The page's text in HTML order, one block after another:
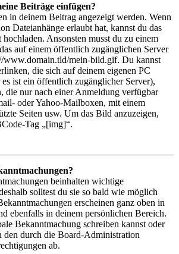
Beiträge einfügen?
in deinem Beitrag angezeigt werden. Wenn
Dateianhänge erlaubt hat, kannst du das
Ansonsten musst du zu einem
auf einem öffentlich zugänglichen Server
www.domain.tld/mein-bild.gif. Du kannst
die sich auf deinem eigenen PC
ist ein öffentlich zugänglicher Server),
die nur nach einer Anmeldung verfügbar
oder Yahoo-Mailboxen, mit einem
Seiten usw. Um das Bild anzuzeigen,
Tag „[img]“.
beinhalten wichtige
solltest du sie so bald wie möglich
erscheinen ganz oben in
ebenfalls in deinem persönlichen Bereich.
Bekanntmachung schreiben kannst oder
den durch die Board-Administration
ab.